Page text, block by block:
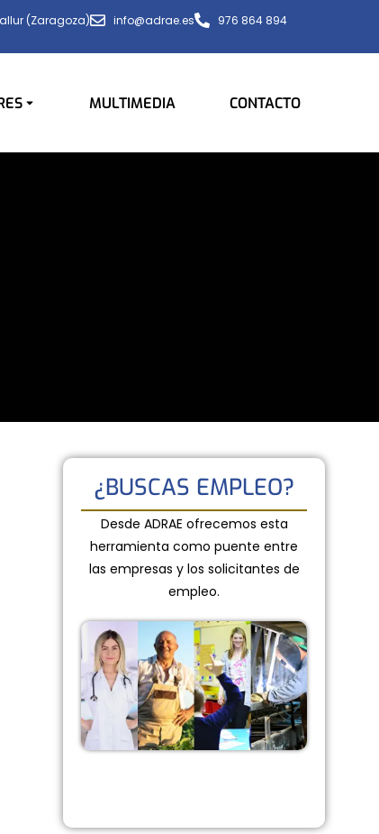
(Zaragoza) info@adrae.es 976 864 894
MULTIMEDIA CONTACTO
¿BUSCAS EMPLEO?
Desde ADRAE ofrecemos esta
herramienta como puente entre
las empresas y los solicitantes de
empleo.